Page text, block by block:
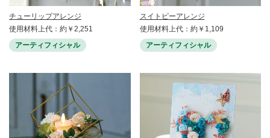
チューリップアレンジ
使用材料上代：約￥2,251
アーティフィシャル
スイトピーアレンジ
使用材料上代：約￥1,109
アーティフィシャル